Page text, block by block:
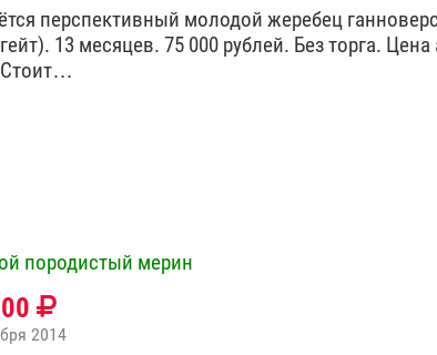
перспективный молодой жеребец
13 месяцев. 75 000 рублей. Без торга. Цена
породистый мерин
2014